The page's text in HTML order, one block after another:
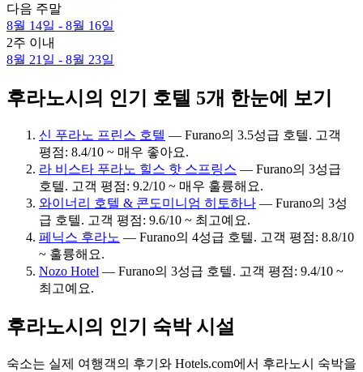
다음 주말
8월 14일 - 8월 16일
2주 이내
8월 21일 - 8월 23일
후라노시의 인기 호텔 5개 한눈에 보기
신 푸라노 프린스 호텔 — Furano의 3.5성급 호텔. 고객
평점: 8.4/10 ~ 매우 좋아요.
라 비스타 푸라노 힐스 핫 스프링스 — Furano의 3성급
호텔. 고객 평점: 9.2/10 ~ 매우 훌륭해요.
와이너리 호텔 & 콘도미니엄 히토하나 — Furano의 3성
급 호텔. 고객 평점: 9.6/10 ~ 최고예요.
페닉스 후라노 — Furano의 4성급 호텔. 고객 평점: 8.8/10
~ 훌륭해요.
Nozo Hotel — Furano의 3성급 호텔. 고객 평점: 9.4/10 ~
최고예요.
후라노시의 인기 숙박 시설
숙소는 실제 여행객의 후기와 Hotels.com에서 후라노시 숙박을